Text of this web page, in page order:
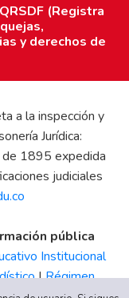
(Registra
y derechos de
a la inspección y
Jurídica:
1895 expedida
judiciales
pública
Institucional
|Régimen